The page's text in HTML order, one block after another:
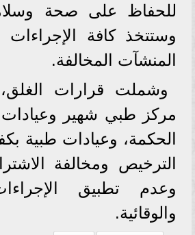
للحفاظ على صحة
وستتخذ كافة الإجراءات
المنشآت المخالفة.
وشملت قرارات
مركز طبي شهير
الحكمة، وعيادات طبية
الترخيص ومخالفة
وعدم تطبيق
والوقائية.